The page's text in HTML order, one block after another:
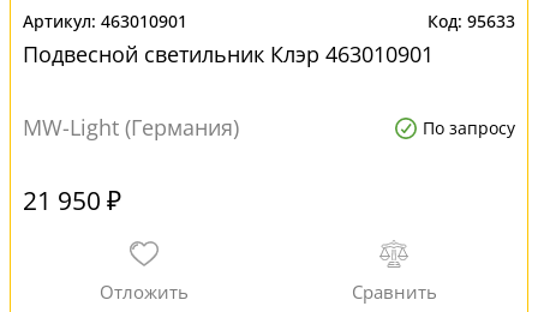
463010901 95633
Подвесной светильник Клэр 463010901
MW-Light (Германия) По запросу
21 950 ₽